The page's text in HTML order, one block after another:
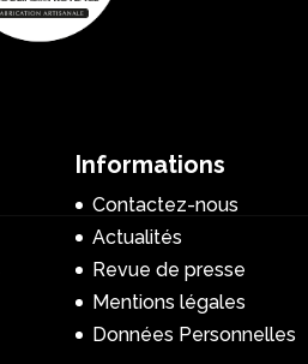
Informations
Contactez-nous
Actualités
Revue de presse
Mentions légales
Données Personnelles